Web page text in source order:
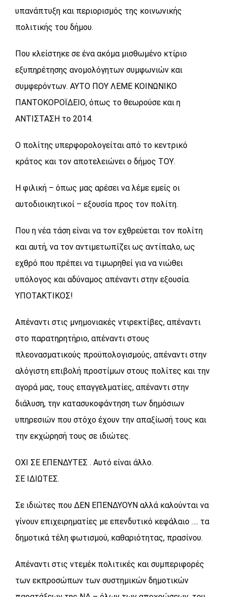
υπανάπτυξη και περιορισμός της κοινωνικής
πολιτικής του δήμου.
Που κλείστηκε σε ένα ακόμα μισθωμένο κτίριο
εξυπηρέτησης ανομολόγητων συμφωνιών και
συμφερόντων. ΑΥΤΟ ΠΟΥ ΛΕΜΕ ΚΟΙΝΩΝΙΚΟ
ΠΑΝΤΟΚΟΡΟΪΔΕΙΟ, όπως το θεωρούσε και η
ΑΝΤΙΣΤΑΣΗ το 2014.
Ο πολίτης υπερφορολογείται από το κεντρικό
κράτος και τον αποτελειώνει ο δήμος ΤΟΥ.
Η φιλική – όπως μας αρέσει να λέμε εμείς οι
αυτοδιοικητικοί – εξουσία προς τον πολίτη.
Που η νέα τάση είναι να τον εχθρεύεται τον πολίτη
και αυτή, να τον αντιμετωπίζει ως αντίπαλο, ως
εχθρό που πρέπει να τιμωρηθεί για να νιώθει
υπόλογος και αδύναμος απέναντι στην εξουσία.
ΥΠΟΤΑΚΤΙΚΟΣ!
Απέναντι στις μνημονιακές ντιρεκτίβες, απέναντι
στο παρατηρητήριο, απέναντι στους
πλεονασματικούς προϋπολογισμούς, απέναντι στην
αλόγιστη επιβολή προστίμων στους πολίτες και την
αγορά μας, τους επαγγελματίες, απέναντι στην
διάλυση, την κατασυκοφάντηση των δημόσιων
υπηρεσιών που στόχο έχουν την απαξίωσή τους και
την εκχώρησή τους σε ιδιώτες.
ΟΧΙ ΣΕ ΕΠΕΝΔΥΤΕΣ . Αυτό είναι άλλο.
ΣΕ ΙΔΙΩΤΕΣ.
Σε ιδιώτες που ΔΕΝ ΕΠΕΝΔΥΟΥΝ αλλά καλούνται να
γίνουν επιχειρηματίες με επενδυτικό κεφάλαιο …. τα
δημοτικά τέλη φωτισμού, καθαριότητας, πρασίνου.
Απέναντι στις ντεμέκ πολιτικές και συμπεριφορές
των εκπροσώπων των συστημικών δημοτικών